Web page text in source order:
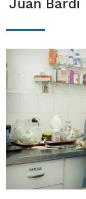
Juan Bardi